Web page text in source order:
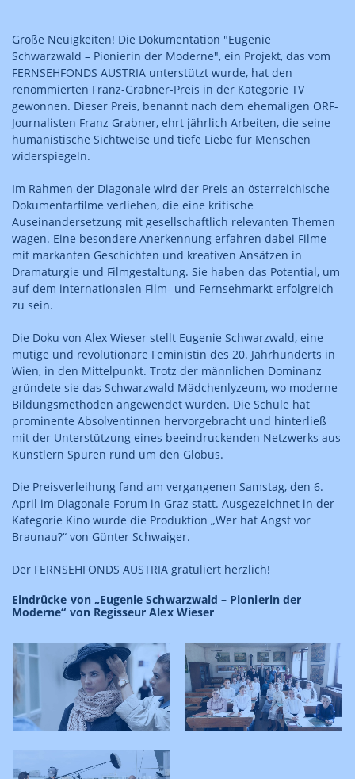
Große Neuigkeiten! Die Dokumentation "Eugenie
Schwarzwald – Pionierin der Moderne", ein Projekt, das vom
FERNSEHFONDS AUSTRIA unterstützt wurde, hat den
renommierten Franz-Grabner-Preis in der Kategorie TV
gewonnen. Dieser Preis, benannt nach dem ehemaligen ORF-
Journalisten Franz Grabner, ehrt jährlich Arbeiten, die seine
humanistische Sichtweise und tiefe Liebe für Menschen
widerspiegeln.
Im Rahmen der Diagonale wird der Preis an österreichische
Dokumentarfilme verliehen, die eine kritische
Auseinandersetzung mit gesellschaftlich relevanten Themen
wagen. Eine besondere Anerkennung erfahren dabei Filme
mit markanten Geschichten und kreativen Ansätzen in
Dramaturgie und Filmgestaltung. Sie haben das Potential, um
auf dem internationalen Film- und Fernsehmarkt erfolgreich
zu sein.
Die Doku von Alex Wieser stellt Eugenie Schwarzwald, eine
mutige und revolutionäre Feministin des 20. Jahrhunderts in
Wien, in den Mittelpunkt. Trotz der männlichen Dominanz
gründete sie das Schwarzwald Mädchenlyzeum, wo moderne
Bildungsmethoden angewendet wurden. Die Schule hat
prominente Absolventinnen hervorgebracht und hinterließ
mit der Unterstützung eines beeindruckenden Netzwerks aus
Künstlern Spuren rund um den Globus.
Die Preisverleihung fand am vergangenen Samstag, den 6.
April im Diagonale Forum in Graz statt. Ausgezeichnet in der
Kategorie Kino wurde die Produktion „Wer hat Angst vor
Braunau?“ von Günter Schwaiger.
Der FERNSEHFONDS AUSTRIA gratuliert herzlich!
Eindrücke von „Eugenie Schwarzwald – Pionierin der
Moderne“ von Regisseur Alex Wieser